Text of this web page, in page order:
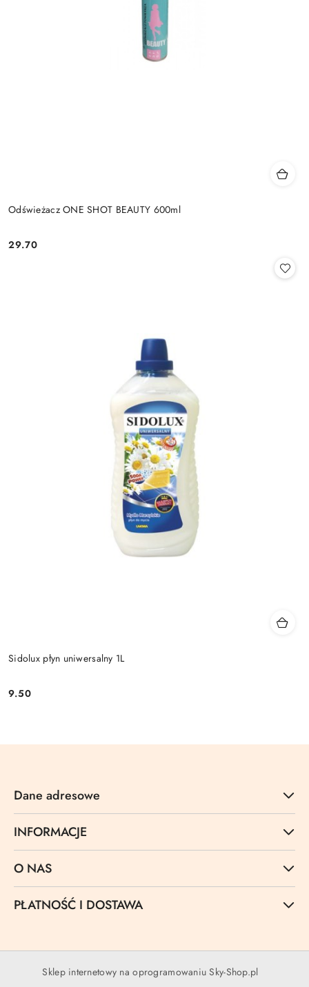
Odświeżacz ONE SHOT BEAUTY 600ml
Cena:
29.70
Sidolux płyn uniwersalny 1L
Cena:
9.50
Dane adresowe
INFORMACJE
O NAS
PŁATNOŚĆ I DOSTAWA
Sklep internetowy na oprogramowaniu Sky-Shop.pl